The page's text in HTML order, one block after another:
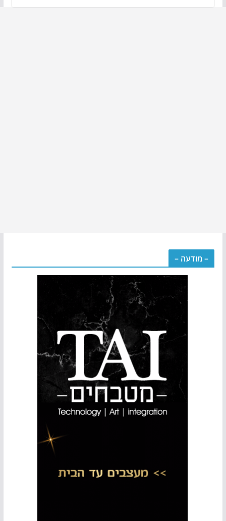
– מודעה –